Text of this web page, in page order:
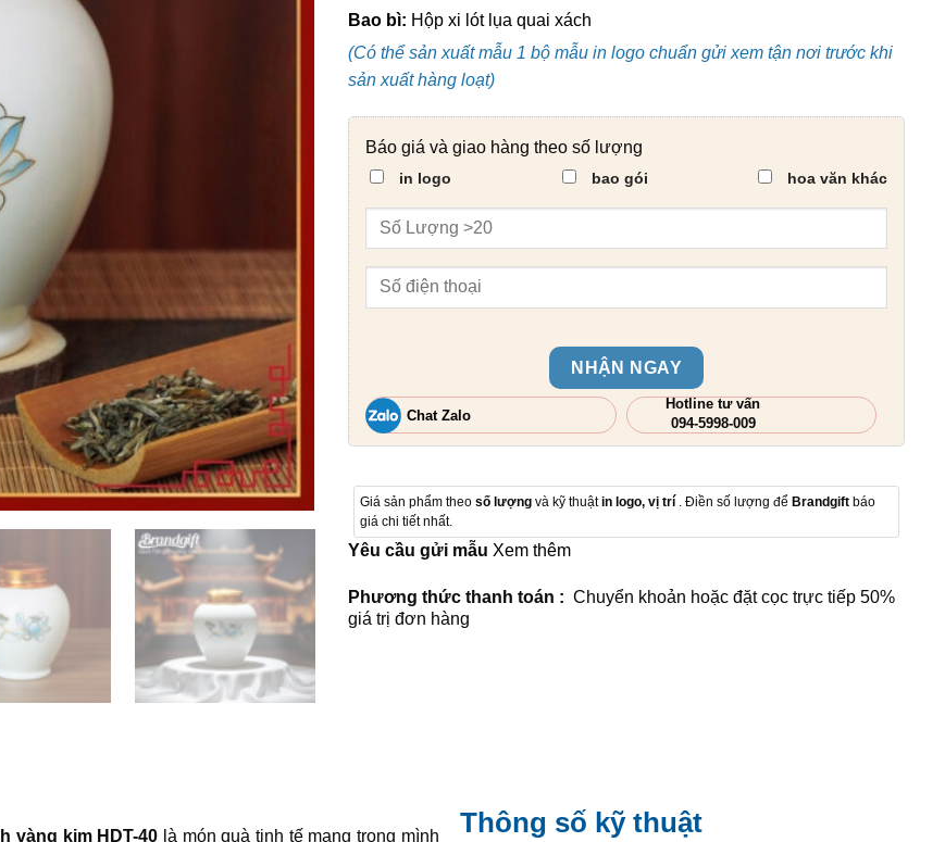
Bao bì: Hộp xi lót lụa quai xách
(Có thể sản xuất mẫu 1 bộ mẫu in logo chuẩn gửi xem tận nơi trước khi
sản xuất hàng loạt)
Báo giá và giao hàng theo số lượng
in logo bao gói hoa văn khác
NHẬN NGAY
Chat Zalo
Hotline tư vấn
094-5998-009
Giá sản phẩm theo số lượng và kỹ thuậtin logo, vị trí . Điền số lượng để Brandgift báo
giá chi tiết nhất.
Yêu cầu gửi mẫu Xem thêm
Phương thức thanh toán : Chuyển khoản hoặc đặt cọc trực tiếp 50%
giá trị đơn hàng
vàng kim HDT-40 là món quà tinh tế mang trong mình
Thông số kỹ thuật